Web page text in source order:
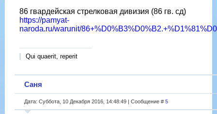
86 гвардейская стрелковая дивизия (86 гв. сд)
https://pamyat-
naroda.ru/warunit/
Qui quaerit, reperit
Саня
Дата: Суббота, 10 Декабря 2016, 14:48:49 | Сообщение # 5